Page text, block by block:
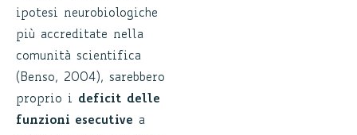
ipotesi neurobiologiche
più accreditate nella
comunità scientifica
(Benso, 2004), sarebbero
proprio i deficit delle
funzioni esecutive a